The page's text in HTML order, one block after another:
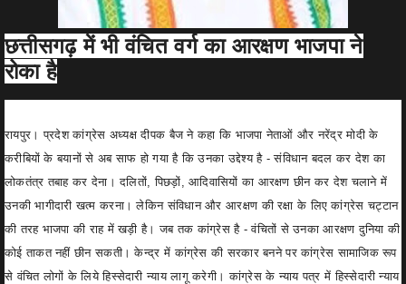
छत्तीसगढ़ में भी वंचित वर्ग का आरक्षण भाजपा ने
रोका है
रायपुर। प्रदेश कांग्रेस अध्यक्ष दीपक बैज ने कहा कि भाजपा नेताओं और नरेंद्र मोदी के
करीबियों के बयानों से अब साफ हो गया है कि उनका उद्देश्य है - संविधान बदल कर देश का
लोकतंत्र तबाह कर देना। दलितों, पिछड़ों, आदिवासियों का आरक्षण छीन कर देश चलाने में
उनकी भागीदारी खत्म करना। लेकिन संविधान और आरक्षण की रक्षा के लिए कांग्रेस चट्टान
की तरह भाजपा की राह में खड़ी है। जब तक कांग्रेस है - वंचितों से उनका आरक्षण दुनिया की
कोई ताकत नहीं छीन सकती। केन्द्र में कांग्रेस की सरकार बनने पर कांग्रेस सामाजिक रूप
से वंचित लोगों के लिये हिस्सेदारी न्याय लागू करेगी। कांग्रेस के न्याय पत्र में हिस्सेदारी न्याय